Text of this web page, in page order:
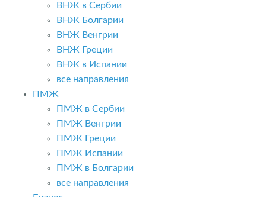
ВНЖ в Сербии
ВНЖ Болгарии
ВНЖ Венгрии
ВНЖ Греции
ВНЖ в Испании
все направления
ПМЖ
ПМЖ в Сербии
ПМЖ Венгрии
ПМЖ Греции
ПМЖ Испании
ПМЖ в Болгарии
все направления